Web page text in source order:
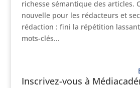
richesse sémantique des articles.
nouvelle pour les rédacteurs et
rédaction : fini la répétition
mots-clés...
Inscrivez-vous à